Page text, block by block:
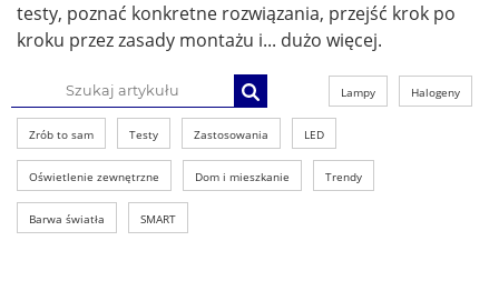
testy, poznać konkretne rozwiązania, przejść krok po
kroku przez zasady montażu i... dużo więcej.
Lampy Halogeny
Zrób to sam Testy Zastosowania LED
Oświetlenie zewnętrzne Dom i mieszkanie Trendy
Barwa światła SMART